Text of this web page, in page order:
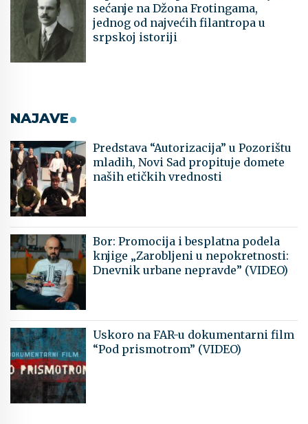
sećanje na Džona Frotingama,
jednog od najvećih filantropa u
srpskoj istoriji
NAJAVE
Predstava “Autorizacija” u Pozorištu
mladih, Novi Sad propituje domete
naših etičkih vrednosti
Bor: Promocija i besplatna podela
knjige „Zarobljeni u nepokretnosti:
Dnevnik urbane nepravde” (VIDEO)
Uskoro na FAR-u dokumentarni film
“Pod prismotrom” (VIDEO)